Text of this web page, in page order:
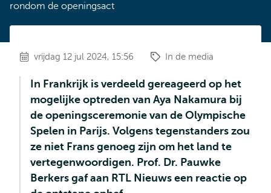
rondom de openingsact
vrijdag 12 jul 2024, 15:56 In de media
In Frankrijk is verdeeld gereageerd op het
mogelijke optreden van Aya Nakamura bij
de openingsceremonie van de Olympische
Spelen in Parijs. Volgens tegenstanders zou
ze niet Frans genoeg zijn om het land te
vertegenwoordigen. Prof. Dr. Pauwke
Berkers gaf aan RTL Nieuws een reactie op